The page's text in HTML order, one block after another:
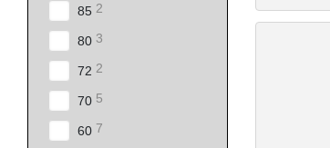
85 2
80 3
72 2
70 5
60 7